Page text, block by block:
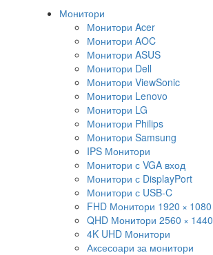
Монитори
Монитори Acer
Монитори AOC
Монитори ASUS
Монитори Dell
Монитори ViewSonic
Монитори Lenovo
Монитори LG
Монитори Philips
Монитори Samsung
IPS Монитори
Монитори с VGA вход
Монитори с DisplayPort
Монитори с USB-C
FHD Монитори 1920 × 1080
QHD Монитори 2560 × 1440
4K UHD Монитори
Аксесоари за монитори